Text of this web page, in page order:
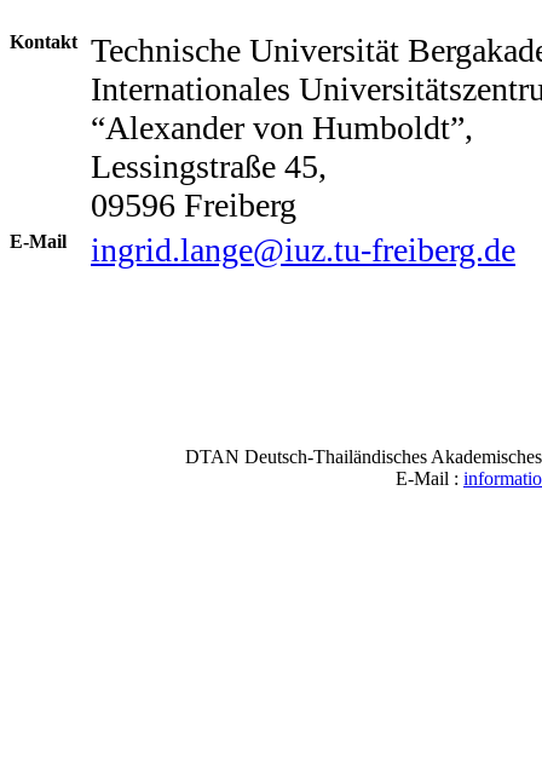
Kontakt
Technische Universität
Internationales
“Alexander von Humboldt”,
Lessingstraße 45,
09596 Freiberg
E-Mail ingrid.lange@iuz.tu-freiberg.de
DTAN Deutsch-Thailändisches
E-Mail :